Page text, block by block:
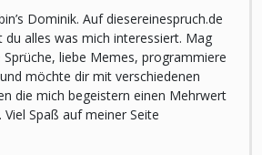
Dominik. Auf diesereinespruch.de
du alles was mich interessiert. Mag
Sprüche, liebe Memes, programmiere
möchte dir mit verschiedenen
die mich begeistern einen Mehrwert
Viel Spaß auf meiner Seite